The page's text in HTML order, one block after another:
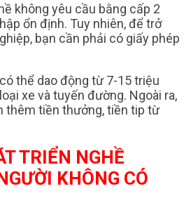
không yêu cầu bằng cấp 2
ổn định. Tuy nhiên, để trở
bạn cần phải có giấy phép
thể dao động từ 7-15 triệu
xe và tuyến đường. Ngoài ra,
thêm tiền thưởng, tiền tip từ
TRIỂN NGHỀ
KHÔNG CÓ